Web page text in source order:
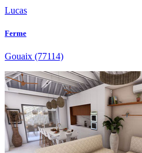
Lucas
Ferme
Gouaix (77114)